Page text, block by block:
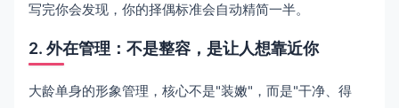
写完你会发现，你的择偶标准会自动精简一半。
2. 外在管理：不是整容，是让人想靠近你
大龄单身的形象管理，核心不是"装嫩"，而是"干净、得